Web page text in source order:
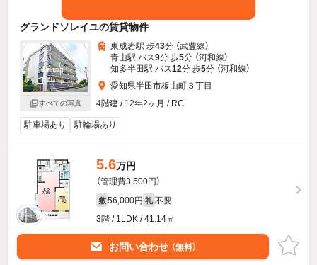
グランドソレイユの賃貸物件
すべての写真
東成岩駅 歩43分 （武豊線）
青山駅 バス9分 歩5分 （河和線）
知多半田駅 バス12分 歩5分 （河和線）
愛知県半田市板山町３丁目
4階建 / 12年2ヶ月 / RC
駐車場あり 駐輪場あり
5.6万円
（管理費3,500円）
敷 56,000円 礼 不要
3階 / 1LDK / 41.14㎡
お問い合わせ （無料）